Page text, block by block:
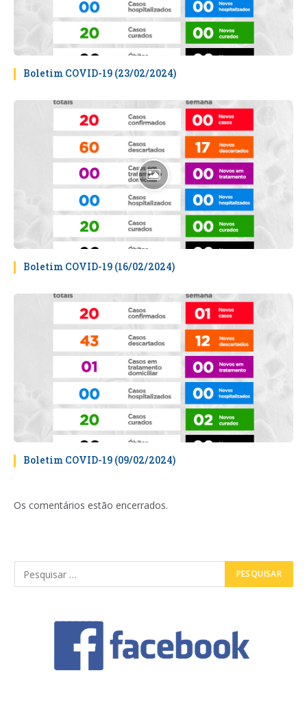
Boletim COVID-19 (23/02/2024)
Boletim COVID-19 (16/02/2024)
Boletim COVID-19 (09/02/2024)
Os comentários estão encerrados.